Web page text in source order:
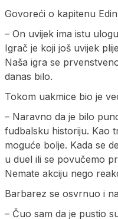
Govoreći o kapitenu
– On uvijek ima istu
Igrač je koji još uvijek
Naša igra se
danas bilo.
Tokom uakmice bio je
– Naravno da je bilo
fudbalsku historiju. Kao
moguće bolje. Kada se
u duel ili se povučemo
Nemate akciju nego
Barbarez se osvrnuo i
– Čuo sam da je pustio